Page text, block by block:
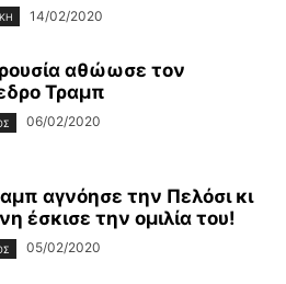
14/02/2020
αθώωσε τον
Τραμπ
06/02/2020
αγνόησε την Πελόσι κι
έσκισε την ομιλία του!
05/02/2020